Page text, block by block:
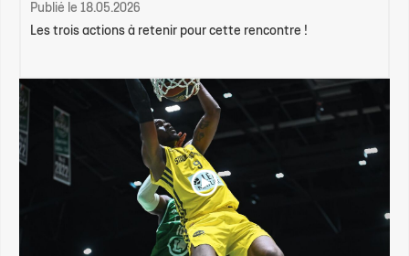
Publié le 18.05.2026
Les trois actions à retenir pour cette rencontre !